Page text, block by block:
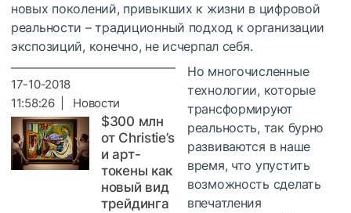
новых поколений, привыкших к жизни в цифровой
реальности – традиционный подход к организации
экспозиций, конечно, не исчерпал себя.
17-10-2018
11:58:26 | Новости
$300 млн
от Christie’s
и арт-
токены как
новый вид
трейдинга
Но многочисленные
технологии, которые
трансформируют
реальность, так бурно
развиваются в наше
время, что упустить
возможность сделать
впечатления